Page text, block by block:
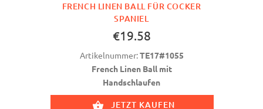
FRENCH LINEN BALL FÜR COCKER
SPANIEL
€19.58
Artikelnummer:TE17#1055
French Linen Ball mit
Handschlaufen
JETZT KAUFEN